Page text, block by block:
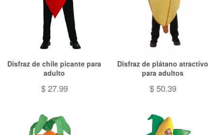
Disfraz de chile picante para
adulto
$ 27.99
Disfraz de plátano atractivo
para adultos
$ 50.39